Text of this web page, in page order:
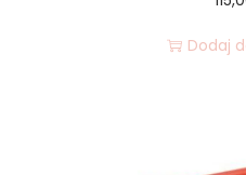
Dodaj